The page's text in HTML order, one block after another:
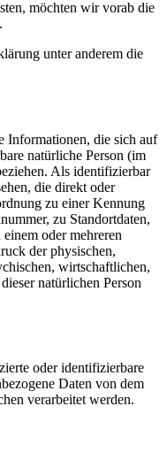
möchten wir vorab die
unter anderem die
Informationen, die sich auf
natürliche Person (im
Als identifizierbar
die direkt oder
zu einer Kennung
zu Standortdaten,
oder mehreren
der physischen,
wirtschaftlichen,
natürlichen Person
oder identifizierbare
Daten von dem
verarbeitet werden.